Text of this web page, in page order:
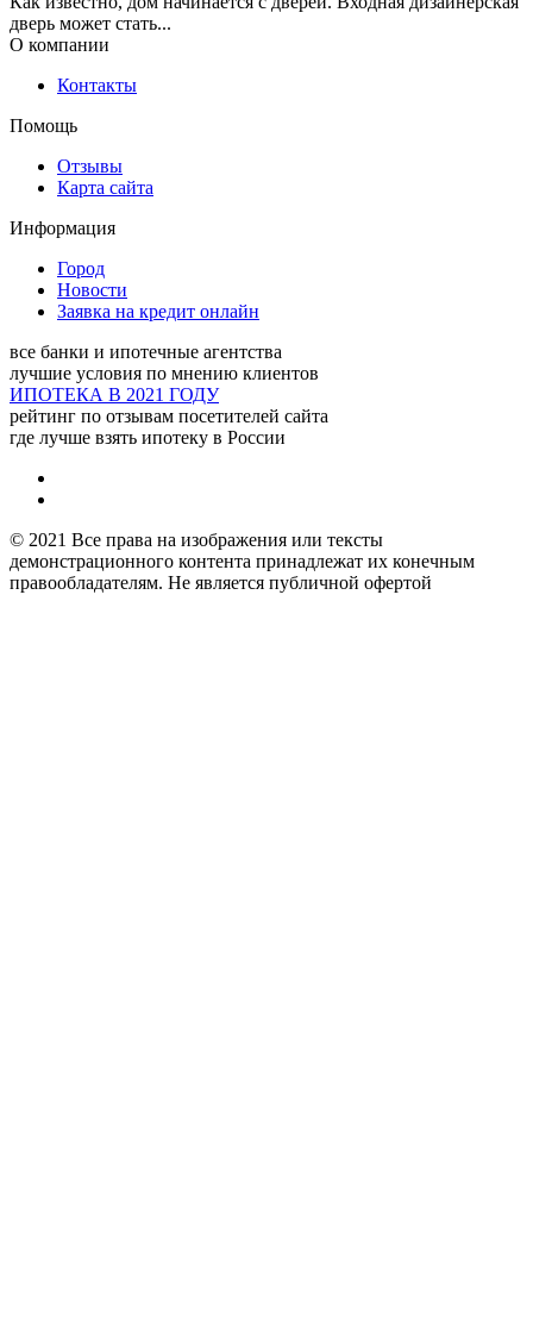
Центр жилья и ипотеки
Столица
компания
Адрес:
Чехова, 25 - 515 офис, 5
этаж
Северстройбанк
Адрес:Вологда, улица
дверь может стать...
О компании
Контакты
Помощь
Отзывы
Карта сайта
Информация
Город
Новости
Заявка на кредит онлайн
все банки и ипотечные агентства
лучшие условия по мнению клиентов
ИПОТЕКА В 2021 ГОДУ
рейтинг по отзывам посетителей сайта
где лучше взять ипотеку в России
© 2021 Все права на изображения или тексты
демонстрационного контента принадлежат их конечным
правообладателям. Не является публичной офертой